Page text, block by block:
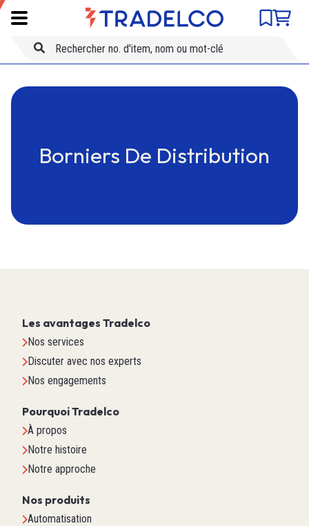
Borniers De Distribution
Comparateur de produits
SKU
Les avantages Tradelco
Nos services
Discuter avec nos experts
Nos engagements
Pourquoi Tradelco
À propos
Notre histoire
Notre approche
Nos produits
Automatisation